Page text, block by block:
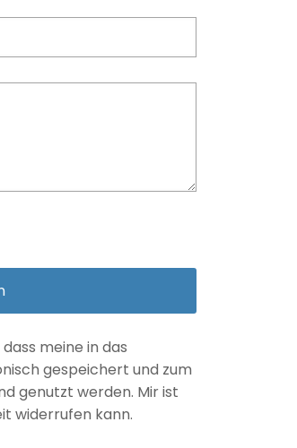
meine in das
gespeichert und zum
genutzt werden. Mir ist
widerrufen kann.